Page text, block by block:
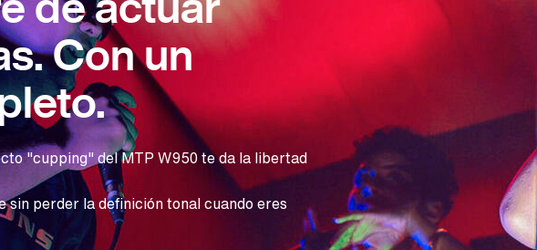
Con un
"cupping" del MTP W950 te da la libertad
sin perder la definición tonal cuando eres